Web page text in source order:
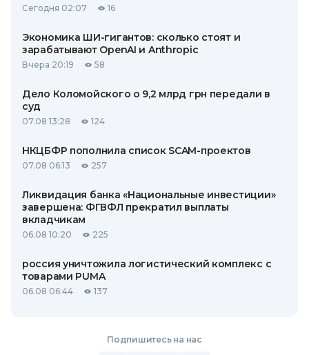
Сегодня 02:07 16
Экономика ШИ-гигантов: сколько стоят и
зарабатывают OpenAI и Anthropic
Вчера 20:19 58
Дело Коломойского о 9,2 млрд грн передали в
суд
07.08 13:28 124
НКЦБФР пополнила список SCAM-проектов
07.08 06:13 257
Ликвидация банка «Национальные инвестиции»
завершена: ФГВФЛ прекратил выплаты
вкладчикам
06.08 10:20 225
россия уничтожила логистический комплекс с
товарами PUMA
06.08 06:44 137
Подпишитесь на нас